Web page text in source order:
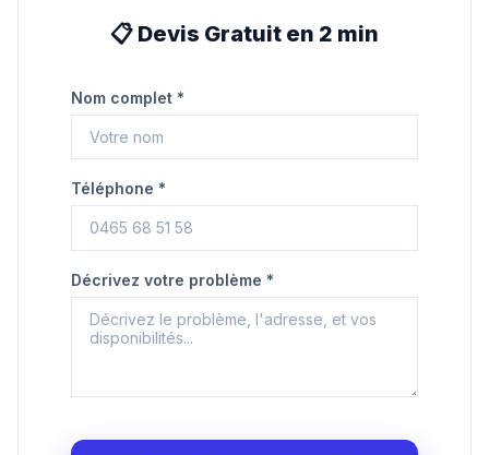
📋 Devis Gratuit en 2 min
Nom complet *
Téléphone *
Décrivez votre problème *